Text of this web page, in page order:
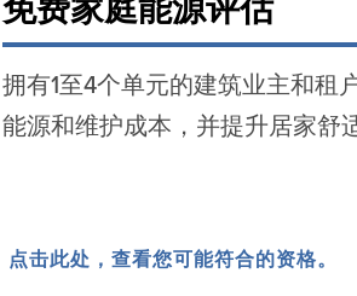
免费家庭能源评估
拥有1至4个单元的建筑业主和租
能源和维护成本，并提升居家舒
点击此处，查看您可能符合的资格。